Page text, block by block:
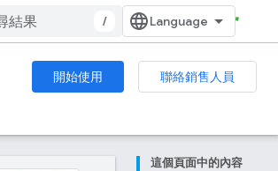
/
開始使用
聯絡銷售人員
這個頁面中的內容